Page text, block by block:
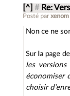
[^] # Re:
Posté parxenom
Non ce ne
Sur la page
les
économiser
choisir